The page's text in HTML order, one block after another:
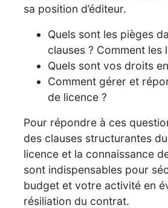
sa position d’éditeur.
Quels sont les pièges
clauses ? Comment les
Quels sont vos droits
Comment gérer et
de licence ?
Pour répondre à ces
des clauses structurantes
licence et la connaissance
sont indispensables pour
budget et votre activité en
résiliation du contrat.